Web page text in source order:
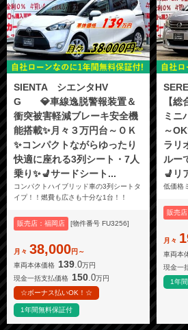
SIENTA シエンタHV
G 💎車線逸脱警報装置＆
衝突被害軽減ブレーキ安全機
能搭載✨月々３万円台～ＯＫ
✨コンパクトながらゆったり
快適に座れる3列シート・7人
乗り✨💺サードシート...
コンパクトハイブリッド車の3列シートタ
イプ！！燃費も広さも十分な1台！！
販売店：福岡店 [物件番号 FU3256]
月々 38,000円～
車両本体価格 139.0万円
現金一括支払価格 150 .0万円
☆ボーナス払いOK！☆
1年間無料保証付
【
ミニ
～
ラリ
ルー
💺リ
低価格
販売
月々
車両本
現金一
1年